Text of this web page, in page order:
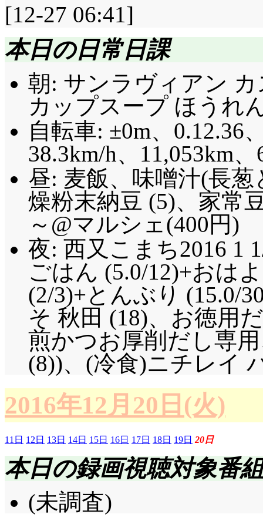
[12-27 06:41]
本日の日常日課
朝: サンラヴィアン
カップスープ ほうれ
自転車: ±0m、0.12.36
38.3km/h、11,053km
昼: 麦飯、味噌汁(長
燥粉末納豆 (5)、家常
～@マルシェ(400円)
夜: 西又こまち2016 1
ごはん (5.0/12)+おは
(2/3)+とんぶり (15.0/
そ 秋田 (18)、お徳用
煎かつお厚削だし専
(8))、(冷食)ニチレイ
2016年12月20日(火)
11日 12日 13日 14日 15日 16日 17日 18日 19日 20日
本日の録画視聴対象番組
(未調査)